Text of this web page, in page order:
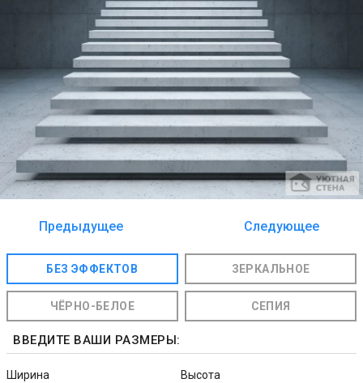
Предыдущее
Следующее
БЕЗ ЭФФЕКТОВ ЗЕРКАЛЬНОЕ
ЧЁРНО-БЕЛОЕ СЕПИЯ
ВВЕДИТЕ ВАШИ РАЗМЕРЫ:
Ширина Высота